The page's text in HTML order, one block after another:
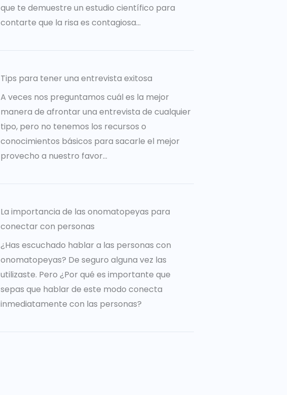
que te demuestre un estudio científico para
contarte que la risa es contagiosa…
Tips para tener una entrevista exitosa
A veces nos preguntamos cuál es la mejor
manera de afrontar una entrevista de cualquier
tipo, pero no tenemos los recursos o
conocimientos básicos para sacarle el mejor
provecho a nuestro favor...
La importancia de las onomatopeyas para
conectar con personas
¿Has escuchado hablar a las personas con
onomatopeyas? De seguro alguna vez las
utilizaste. Pero ¿Por qué es importante que
sepas que hablar de este modo conecta
inmediatamente con las personas?